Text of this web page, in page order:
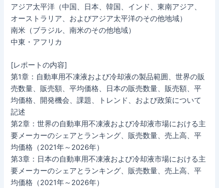
アジア太平洋（中国、日本、韓国、インド、東南アジア、
オーストラリア、およびアジア太平洋のその他地域）
南米（ブラジル、南米のその他地域）
中東・アフリカ
[レポートの内容]
第1章：自動車用不凍液および冷却液の製品範囲、世界の販
売数量、販売額、平均価格、日本の販売数量、販売額、平
均価格、開発機会、課題、トレンド、および政策について
記述
第2章：世界の自動車用不凍液および冷却液市場における主
要メーカーのシェアとランキング、販売数量、売上高、平
均価格（2021年～2026年）
第3章：日本の自動車用不凍液および冷却液市場における主
要メーカーのシェアとランキング、販売数量、売上高、平
均価格（2021年～2026年）